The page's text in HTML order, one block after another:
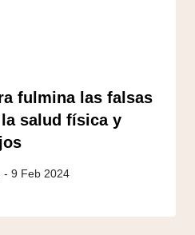
fulmina las falsas
salud física y
9 Feb 2024